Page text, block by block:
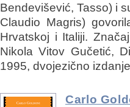
Bendevišević, Tasso) i
Claudio Magris)
Hrvatskoj i Italiji.
Nikola Vitov Gučetić,
1995, dvojezično
Carlo